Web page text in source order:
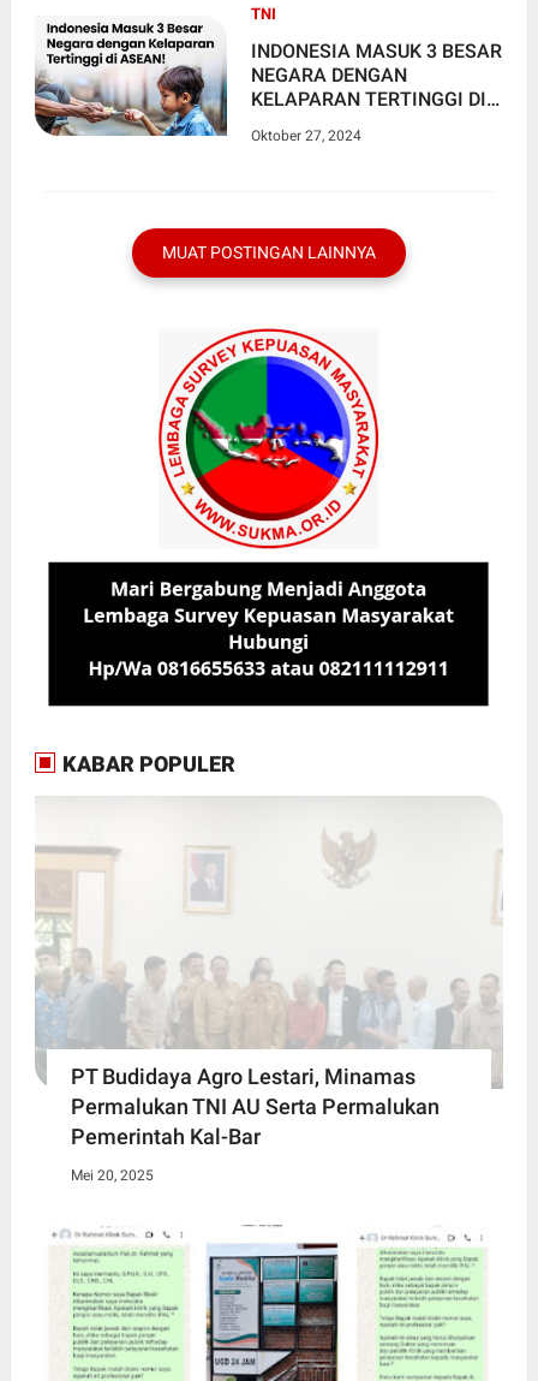
TNI
INDONESIA MASUK 3 BESAR
NEGARA DENGAN
KELAPARAN TERTINGGI DI
Oktober 27, 2024
MUAT POSTINGAN LAINNYA
KABAR POPULER
PT Budidaya Agro Lestari, Minamas
Permalukan TNI AU Serta Permalukan
Pemerintah Kal-Bar
Mei 20, 2025